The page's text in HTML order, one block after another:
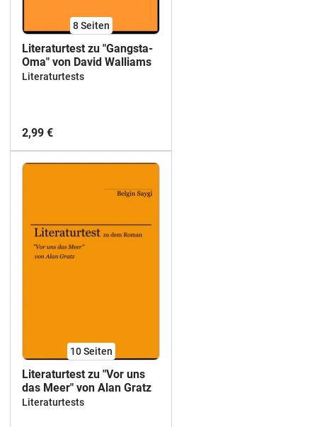
8Seiten
Literaturtest zu "Gangsta-
Oma" von David Walliams
Literaturtests
2,99 €
10Seiten
Literaturtest zu "Vor uns
das Meer" von Alan Gratz
Literaturtests